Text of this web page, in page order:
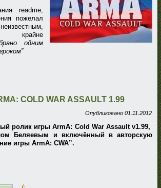
readme,
пожелал
крайне
одним
COLD WAR ASSAULT 1.99
Опубликовано 01.11.2012
ролик игры ArmA: Cold War Assault v1.99,
Беляевым и включённый в авторскую
игры ArmA: CWA”.